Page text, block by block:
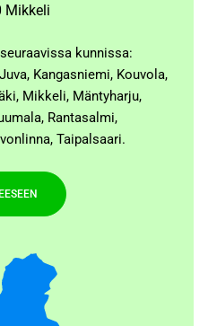
Mikkeli
kunnissa:
Kangasniemi, Kouvola,
Mikkeli, Mäntyharju,
Rantasalmi,
Taipalsaari.